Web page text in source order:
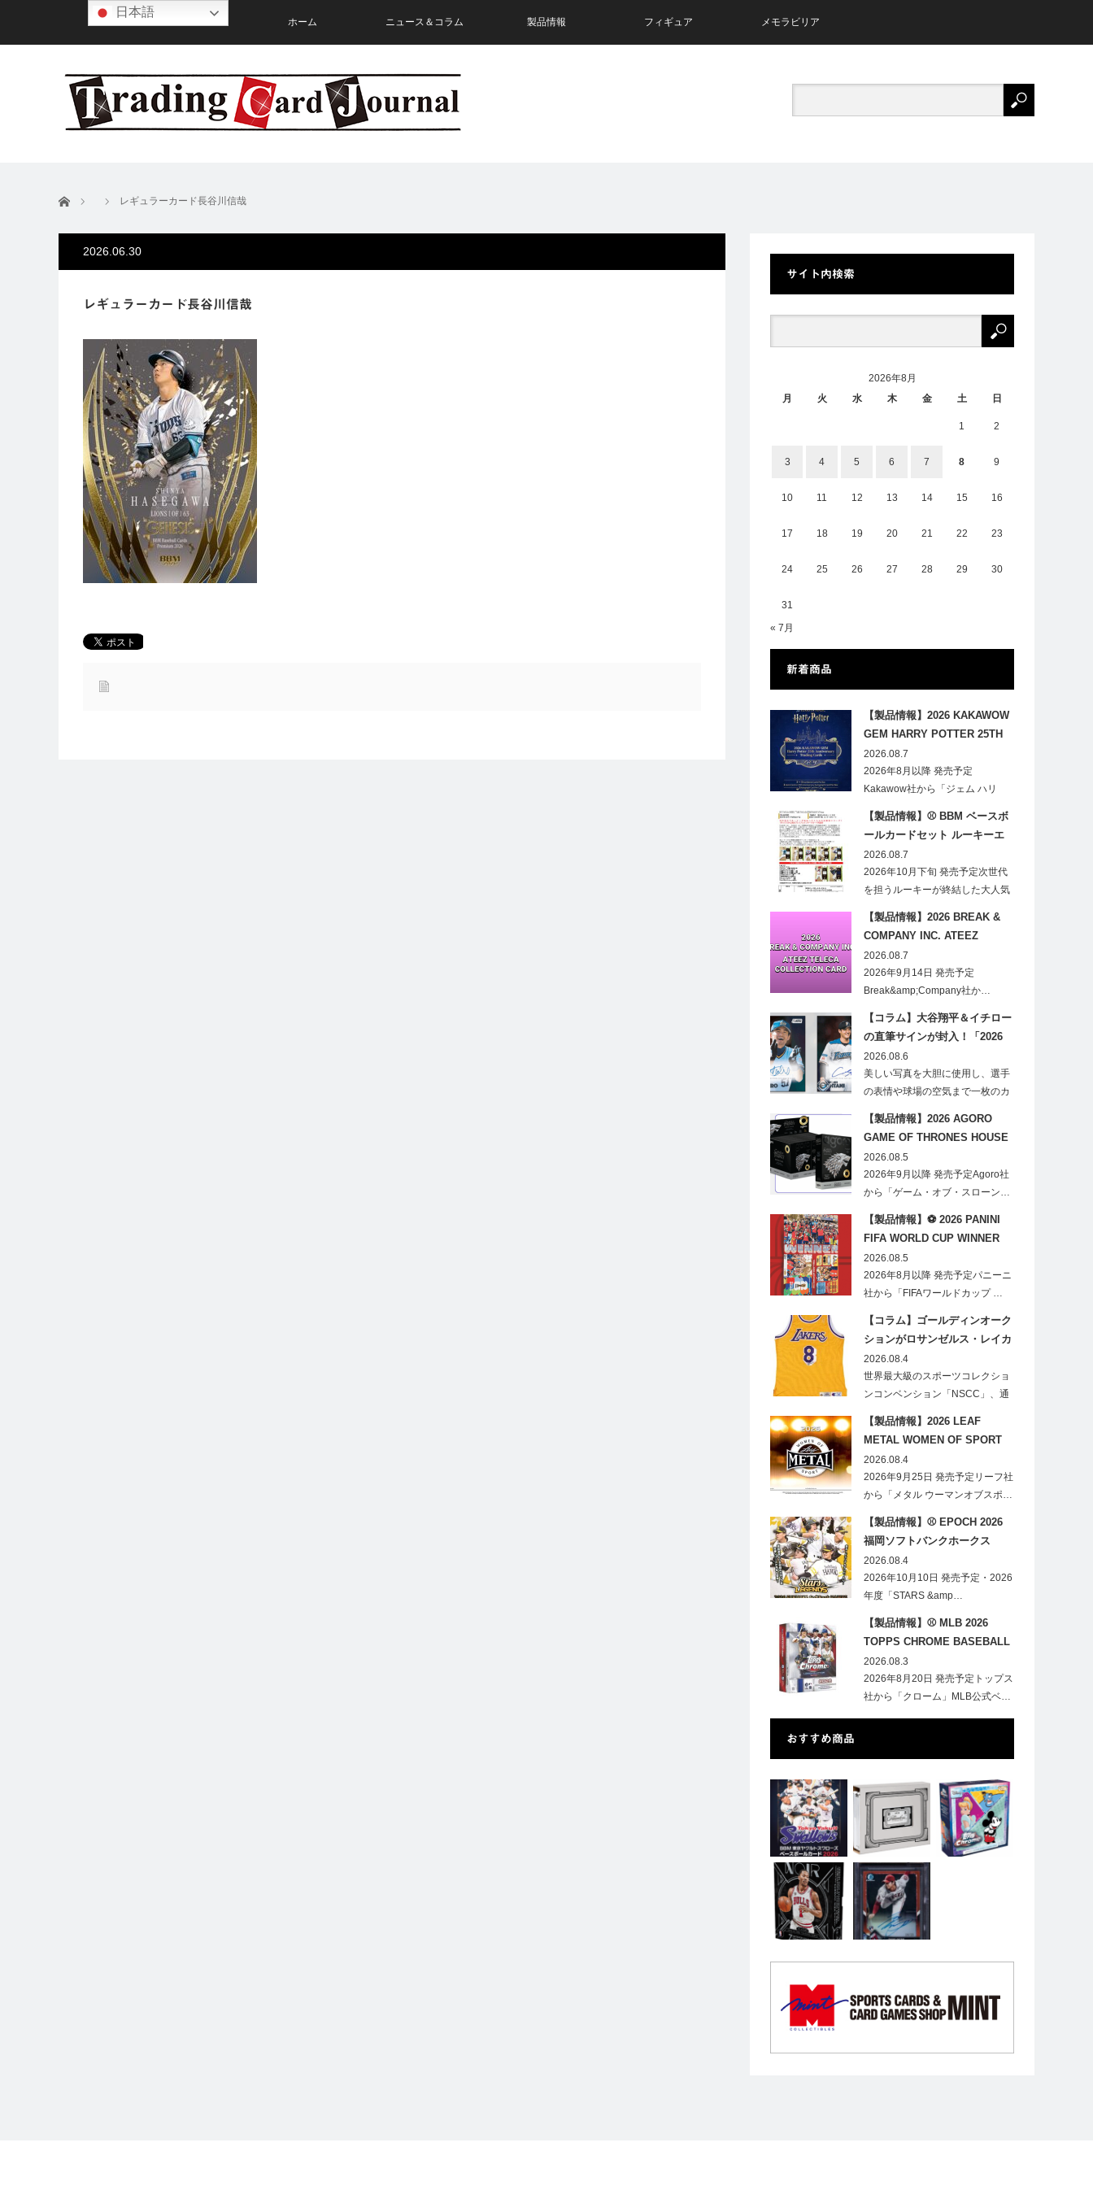
ホーム ニュース＆コラム 製品情報 フィギュア メモラビリア
ホーム レギュラーカード長谷川信哉
2026.06.30
レギュラーカード長谷川信哉
サイト内検索
2026年8月
月
火 水 木 金 土 日
1 2
3 4 5 6 7 8 9
10 11 12 13 14 15 16
17 18 19 20 21 22 23
24 25 26 27 28 29 30
31
« 7月
新着商品
【製品情報】2026 KAKAWOW
GEM HARRY POTTER 25TH
ANNIVERSARY TRADING
CARDS HOBBY
2026.08.7
2026年8月以降 発売予定
Kakawow社から「ジェム ハリ
【製品情報】⚾ BBM ベースボ
ールカードセット ルーキーエ
ディションプレミアム 2026
2026.08.7
2026年10月下旬 発売予定次世代
を担うルーキーが終結した大人気
【製品情報】2026 BREAK &
COMPANY INC. ATEEZ
TELECA COLLECTION CARD
2026.08.7
2026年9月14日 発売予定
Break&amp;Company社か…
【コラム】大谷翔平＆イチロー
の直筆サインが封入！「2026
Topps NPB Stadium Club」が
見逃せない
2026.08.6
美しい写真を大胆に使用し、選手
の表情や球場の空気まで一枚のカ
【製品情報】2026 AGORO
GAME OF THRONES HOUSE
STARK BLIND BOX
2026.08.5
2026年9月以降 発売予定Agoro社
から「ゲーム・オブ・スローン…
【製品情報】⚽ 2026 PANINI
FIFA WORLD CUP WINNER
STICKER POSTER
2026.08.5
2026年8月以降 発売予定パニーニ
社から「FIFAワールドカップ …
【コラム】ゴールディンオーク
ションがロサンゼルス・レイカ
ーズのオフィシャルオークショ
ンスポンサーに！
2026.08.4
世界最大級のスポーツコレクショ
ンコンベンション「NSCC」、通
【製品情報】2026 LEAF
METAL WOMEN OF SPORT
HOBBY
2026.08.4
2026年9月25日 発売予定リーフ社
から「メタル ウーマンオブスポ…
【製品情報】⚾ EPOCH 2026
福岡ソフトバンクホークス
STARS&LEGENDS ベースボー
ルカード
2026.08.4
2026年10月10日 発売予定・2026
年度「STARS &amp…
【製品情報】⚾ MLB 2026
TOPPS CHROME BASEBALL
LOGOFRACTOR
2026.08.3
2026年8月20日 発売予定トップス
社から「クローム」MLB公式ベ…
おすすめ商品
日本語